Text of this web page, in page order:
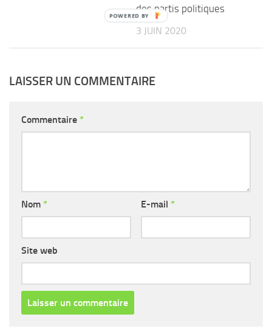
des partis politiques
3 JUIN 2020
LAISSER UN COMMENTAIRE
Commentaire *
Nom * E-mail *
Site web